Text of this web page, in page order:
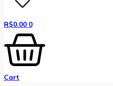
R$0.00 0
Cart